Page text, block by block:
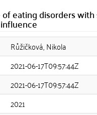
eating disorders
Růžičková, Nikola
2021-06-17T09:57:44Z
2021-06-17T09:57:44Z
2021